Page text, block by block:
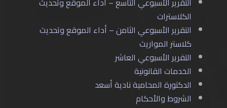
الكلاسترات
التقرير الأسبوعي الثامن – أداء الموقع وتحديث
كلاستر المواريث
التقرير الأسبوعي العاشر
الخدمات القانونية
الدكتورة المحامية نادية أسعد
الشروط والأحكام